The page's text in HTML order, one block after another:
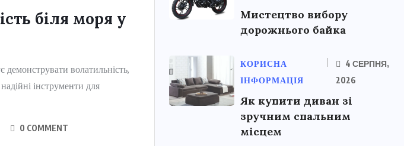
біля моря у
волатильність,
інструменти для
0 COMMENT
Мистецтво вибору
дорожнього байка
КОРИСНА
ІНФОРМАЦІЯ
4 СЕРПНЯ,
2026
Як купити диван зі
зручним спальним
місцем